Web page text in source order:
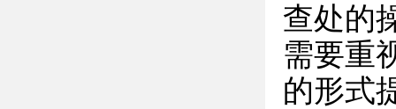
查处的
需要重
的形式